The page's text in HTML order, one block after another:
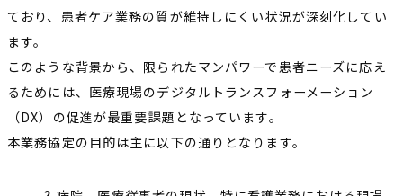
ており、患者ケア業務の質が維持しにくい状況が深刻化してい
ます。
このような背景から、限られたマンパワーで患者ニーズに応え
るためには、医療現場のデジタルトランスフォーメーション
（DX）の促進が最重要課題となっています。
本業務協定の目的は主に以下の通りとなります。